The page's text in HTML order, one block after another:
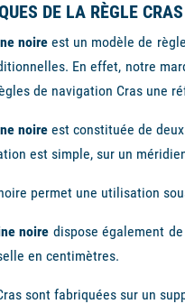
DE LA RÈGLE
noire est un modèle de
En effet, notre
de navigation Cras une
noire est constituée de
est simple, sur un
permet une utilisation
noire dispose également
en centimètres.
sont fabriquées sur un